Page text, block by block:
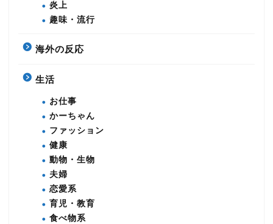
炎上
趣味・流行
海外の反応
生活
お仕事
かーちゃん
ファッション
健康
動物・生物
夫婦
恋愛系
育児・教育
食べ物系